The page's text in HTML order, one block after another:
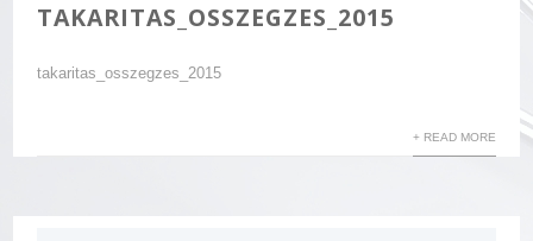
TAKARITAS_OSSZEGZES_2015
takaritas_osszegzes_2015
+ READ MORE